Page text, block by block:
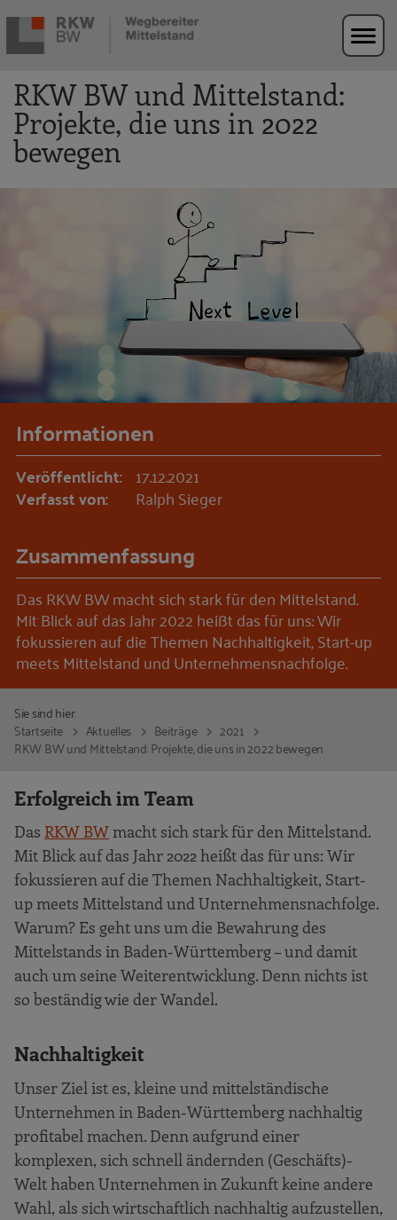
Zur Navigation springen
Zum Hauptinhalt springen
RKW BW und Mittelstand:
Projekte, die uns in 2022
bewegen
Informationen
Veröffentlicht: 17.12.2021
Verfasst von: Ralph Sieger
Zusammenfassung
Das RKW BW macht sich stark für den Mittelstand.
Mit Blick auf das Jahr 2022 heißt das für uns: Wir
fokussieren auf die Themen Nachhaltigkeit, Start-up
meets Mittelstand und Unternehmensnachfolge.
Sie sind hier:
Startseite
Aktuelles Beiträge
2021
RKW BW und Mittelstand: Projekte, die uns in 2022 bewegen
Erfolgreich im Team
Das RKW BW macht sich stark für den Mittelstand.
Mit Blick auf das Jahr 2022 heißt das für uns: Wir
fokussieren auf die Themen Nachhaltigkeit, Start-
up meets Mittelstand und Unternehmensnachfolge.
Warum? Es geht uns um die Bewahrung des
Mittelstands in Baden-Württemberg – und damit
auch um seine Weiterentwicklung. Denn nichts ist
so beständig wie der Wandel.
Nachhaltigkeit
Unser Ziel ist es, kleine und mittelständische
Unternehmen in Baden-Württemberg nachhaltig
profitabel machen. Denn aufgrund einer
komplexen, sich schnell ändernden (Geschäfts)-
Welt haben Unternehmen in Zukunft keine andere
Wahl, als sich wirtschaftlich nachhaltig aufzustellen,